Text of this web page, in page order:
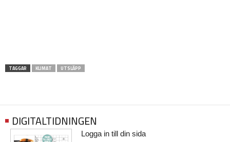
TAGGAR KLIMAT UTSLÄPP
DIGITALTIDNINGEN
Logga in till din sida